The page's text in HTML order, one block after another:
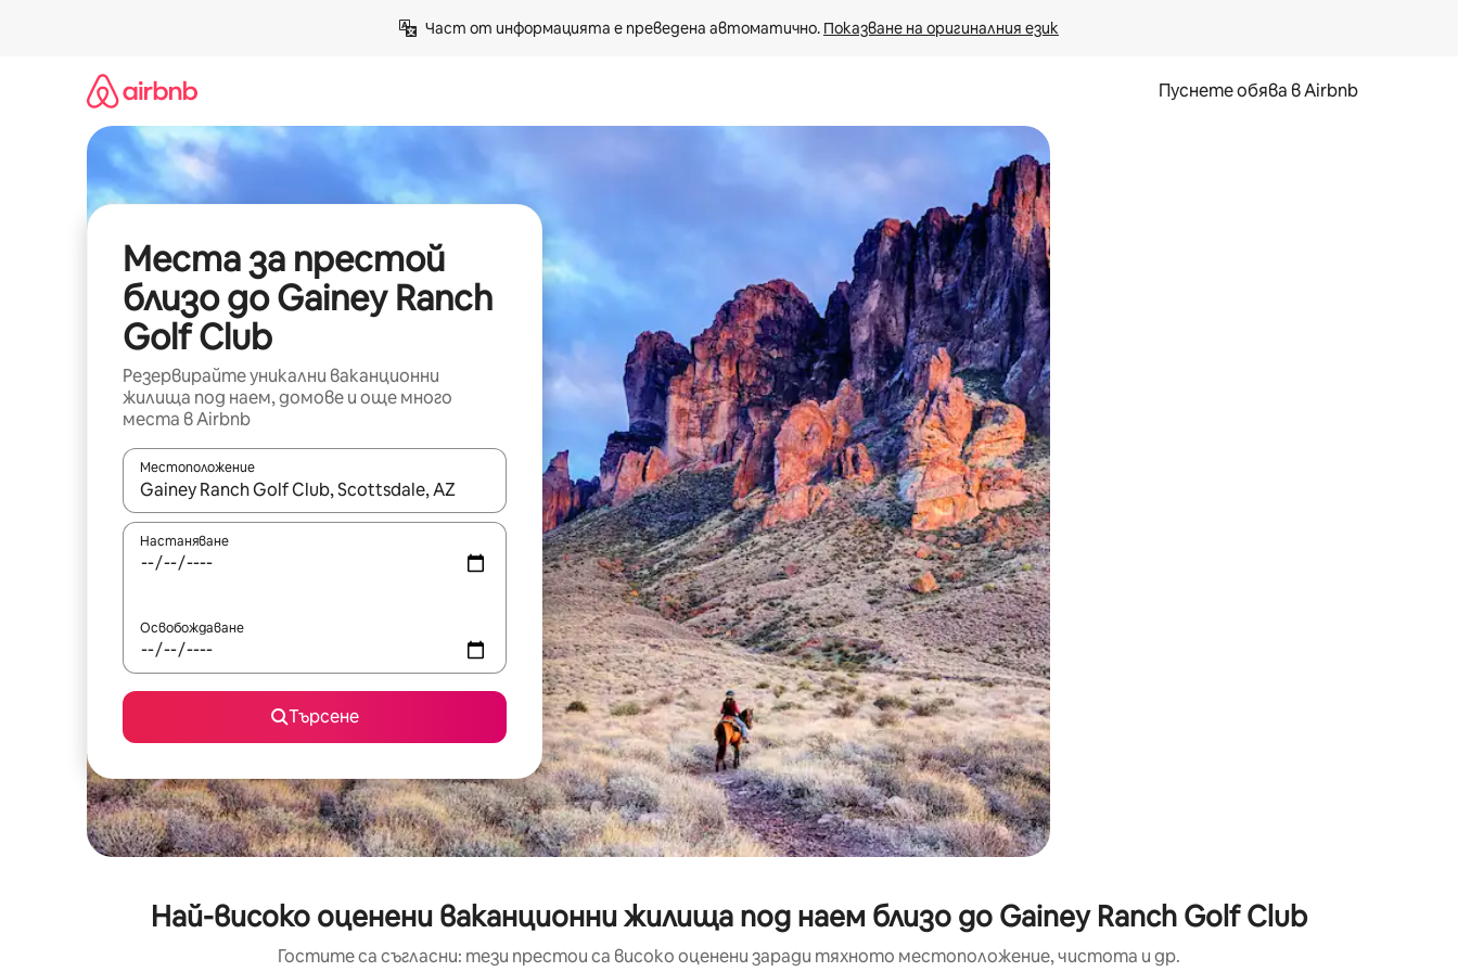
Част от информацията е преведена автоматично. Показване на оригиналния език
Пуснете обява в Airbnb
Места за престой
близо до Gainey Ranch
Golf Club
Резервирайте уникални ваканционни
жилища под наем, домове и още много
места в Airbnb
Местоположение
Когато резултатите се покажат, използвайте клавишите със стрелки нагоре и надолу или навигирайте с докосване или плъзгане.
Настаняване
Освобождаване
Търсене
Най-високо оценени ваканционни жилища под наем близо до Gainey Ranch Golf Club
Гостите са съгласни: тези престои са високо оценени заради тяхното местоположение, чистота и др.